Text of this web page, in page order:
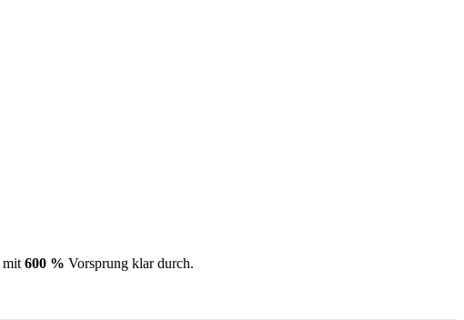
mit 600 % Vorsprung klar durch.